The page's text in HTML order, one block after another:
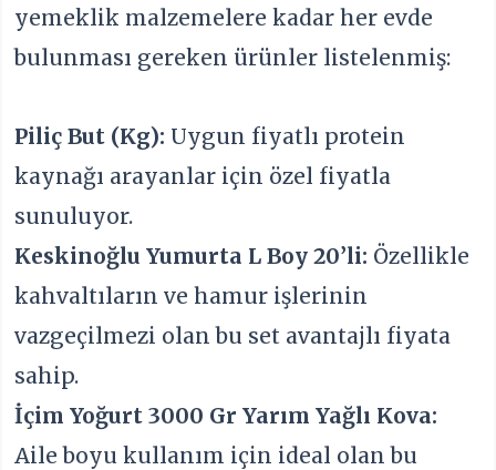
yemeklik malzemelere kadar her evde
bulunması gereken ürünler listelenmiş:
Piliç But (Kg): Uygun fiyatlı protein
kaynağı arayanlar için özel fiyatla
sunuluyor.
Keskinoğlu Yumurta L Boy 20’li: Özellikle
kahvaltıların ve hamur işlerinin
vazgeçilmezi olan bu set avantajlı fiyata
sahip.
İçim Yoğurt 3000 Gr Yarım Yağlı Kova:
Aile boyu kullanım için ideal olan bu